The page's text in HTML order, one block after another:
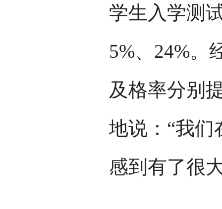
学生入学测
5%、24%。
及格率分别
地说：“我
感到有了很